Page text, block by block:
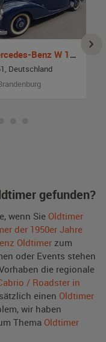
Mercedes-Benz W 187 220 A Cabrio
Deutschland
gefunden?
wenn Sie Oldtimer
der 1950er Jahre
Oldtimer zum
oder Events stehen
die regionale
/ Roadster in
einen Oldtimer
wir haben
Thema Oldtimer